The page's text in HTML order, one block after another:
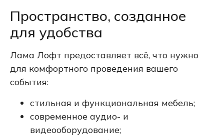
Пространство, созданное
для удобства
Лама Лофт предоставляет всё, что нужно
для комфортного проведения вашего
события:
стильная и функциональная мебель;
современное аудио- и
видеооборудование;